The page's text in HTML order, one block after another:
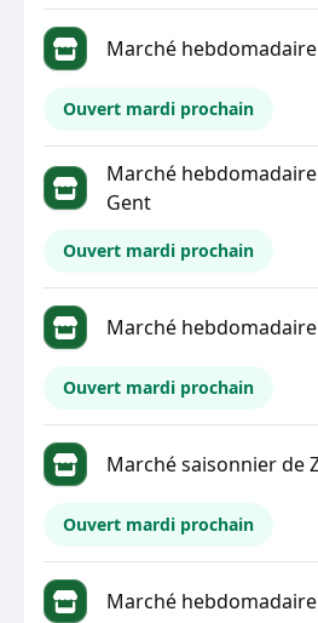
Marché
Ouvert mardi prochain
Marché hebdomadaire
Gent
Ouvert mardi prochain
Marché
Ouvert mardi prochain
Marché saisonnier de
Ouvert mardi prochain
Marché